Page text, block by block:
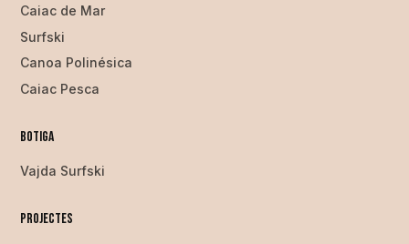
Caiac de Mar
Surfski
Canoa Polinésica
Caiac Pesca
Botiga
Vajda Surfski
Projectes